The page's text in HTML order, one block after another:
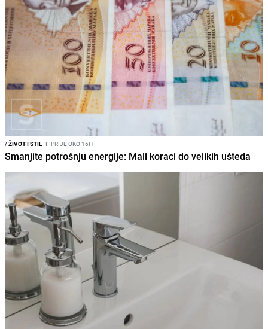
/ŽIVOT I STIL I PRIJE OKO 16H
Smanjite potrošnju energije: Mali koraci do velikih ušteda